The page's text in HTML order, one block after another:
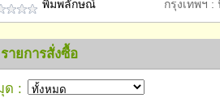
พิมพลักษณ์
กรุงเทพฯ
รายการสั่งซื้อ
ด :